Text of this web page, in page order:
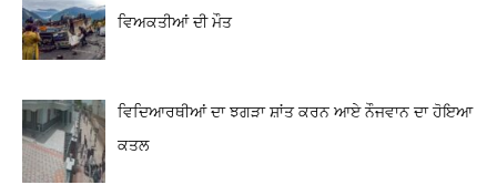
ਵਿਅਕਤੀਆਂ ਦੀ ਮੌਤ
ਵਿਦਿਆਰਥੀਆਂ ਦਾ ਝਗੜਾ ਸ਼ਾਂਤ ਕਰਨ ਆਏ ਨੌਜਵਾਨ ਦਾ ਹੋਇਆ
ਕਤਲ